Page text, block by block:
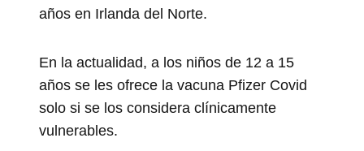
años en Irlanda del Norte.
En la actualidad, a los niños de 12 a 15
años se les ofrece la vacuna Pfizer Covid
solo si se los considera clínicamente
vulnerables.